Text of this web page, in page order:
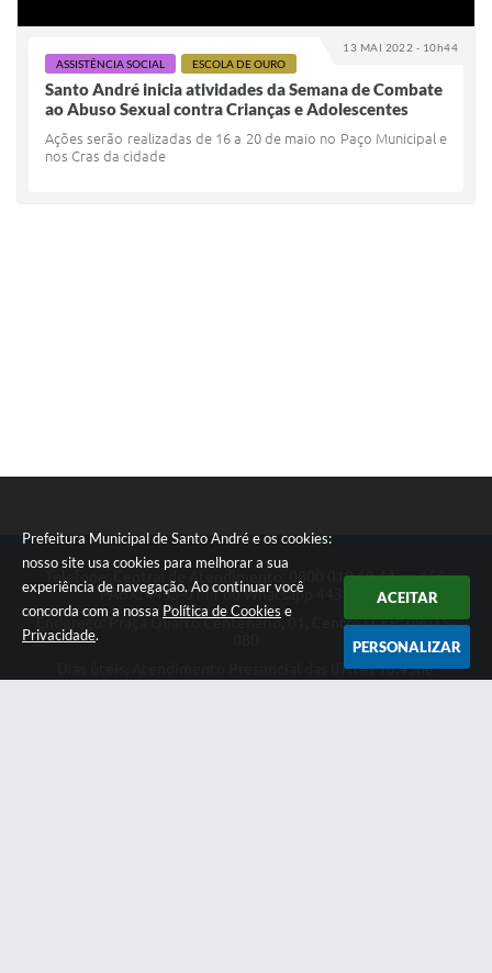
Prefeitura Municipal de Santo André e os cookies:
nosso site usa cookies para melhorar a sua
experiência de navegação. Ao continuar você
concorda com a nossa Política de Cookies e
Privacidade.
ACEITAR
PERSONALIZAR
13 MAI 2022 - 10h44
ASSISTÊNCIA SOCIAL ESCOLA DE OURO
Santo André inicia atividades da Semana de Combate
ao Abuso Sexual contra Crianças e Adolescentes
Ações serão realizadas de 16 a 20 de maio no Paço Municipal e
nos Cras da cidade
Telefone: Central de Atendimento: 0800 019 19 44 ou 156
PABX: 4433-0111 ou Whatsapp 4433-0123
Endereço: Praça Quarto Centenário, 01, Centro | CEP: 09015-
Dias úteis, Atendimento Presencial das 07h as 18:45he